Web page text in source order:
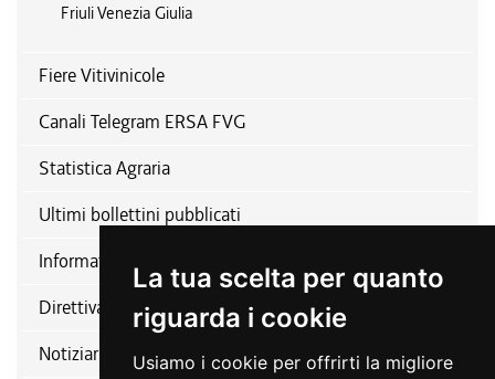
La tua scelta per quanto
riguarda i cookie
Usiamo i cookie per offrirti la migliore
Friuli Venezia Giulia
Fiere Vitivinicole
Canali Telegram ERSA FVG
Statistica Agraria
Ultimi bollettini pubblicati
Informativa relativa alla disciplina del patrocinio
Direttiva nitrati
Notiziario ERSA